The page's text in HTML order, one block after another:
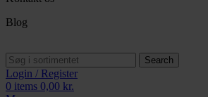
Blog
Search
Login / Register
0 items 0,00 kr.